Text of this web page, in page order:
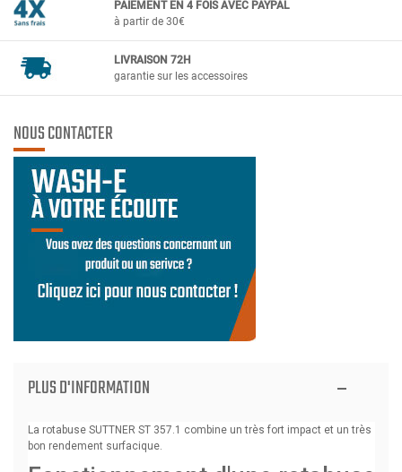
PAIEMENT EN 4 FOIS AVEC PAYPAL
à partir de 30€
LIVRAISON 72H
garantie sur les accessoires
NOUS CONTACTER
PLUS D'INFORMATION